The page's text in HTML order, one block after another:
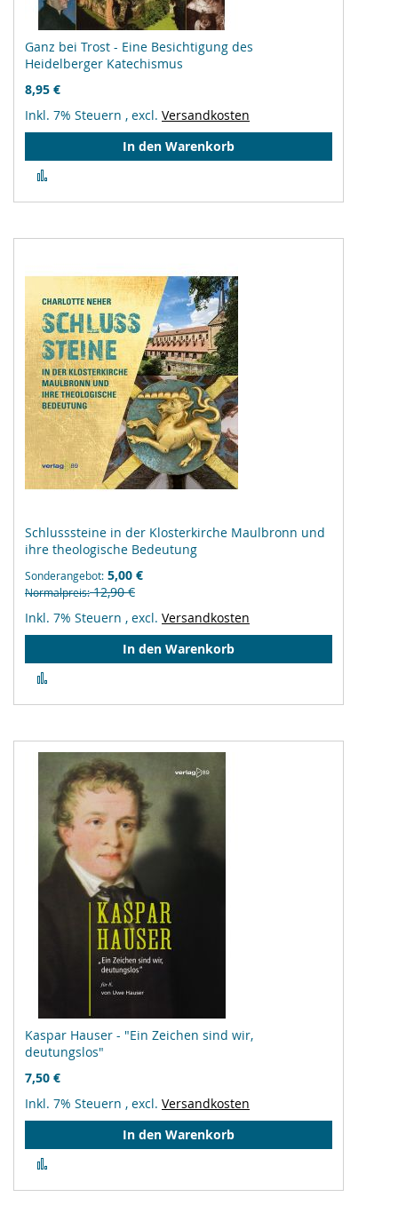
Ganz bei Trost - Eine Besichtigung des
Heidelberger Katechismus
8,95 €
Inkl. 7% Steuern , excl. Versandkosten
In den Warenkorb
hinzufügen
Schlusssteine in der Klosterkirche Maulbronn und
ihre theologische Bedeutung
Sonderangebot 5,00 €
Normalpreis 12,90 €
Inkl. 7% Steuern , excl. Versandkosten
In den Warenkorb
hinzufügen
Kaspar Hauser - "Ein Zeichen sind wir,
deutungslos"
7,50 €
Inkl. 7% Steuern , excl. Versandkosten
In den Warenkorb
hinzufügen